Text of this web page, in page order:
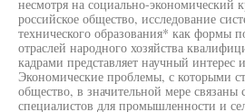
несмотря на социально-экономический
российское общество, исследование
технического образования* как формы
отраслей народного хозяйства
кадрами представляет научный интерес
Экономические проблемы, с которыми
общество, в значительной мере связаны
специалистов для промышленности и